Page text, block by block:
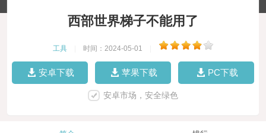
西部世界梯子不能用了
工具 时间：2024-05-01
安卓下载 苹果下载 PC下载
安卓市场，安全绿色